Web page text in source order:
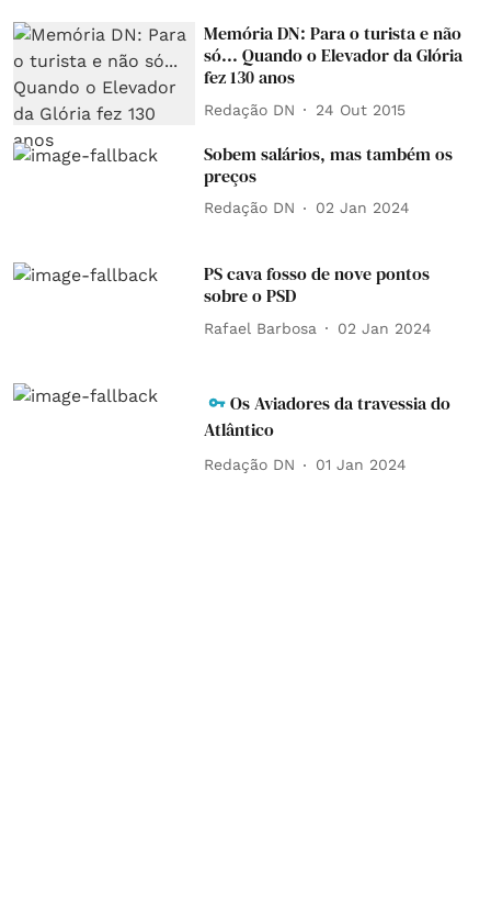
Memória DN: Para o turista e não
só... Quando o Elevador da Glória
fez 130 anos
Redação DN 24 Out 2015
Sobem salários, mas também os
preços
Redação DN 02 Jan 2024
PS cava fosso de nove pontos
sobre o PSD
Rafael Barbosa 02 Jan 2024
Os Aviadores da travessia do
Atlântico
Redação DN 01 Jan 2024